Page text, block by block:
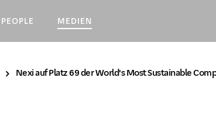
PEOPLE MEDIEN
Nexi auf Platz 69 der World's Most Sustainable